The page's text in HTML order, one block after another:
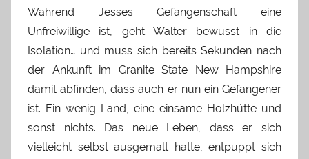
Während Jesses Gefangenschaft eine
Unfreiwillige ist, geht Walter bewusst in die
Isolation… und muss sich bereits Sekunden nach
der Ankunft im Granite State New Hampshire
damit abfinden, dass auch er nun ein Gefangener
ist. Ein wenig Land, eine einsame Holzhütte und
sonst nichts. Das neue Leben, dass er sich
vielleicht selbst ausgemalt hatte, entpuppt sich